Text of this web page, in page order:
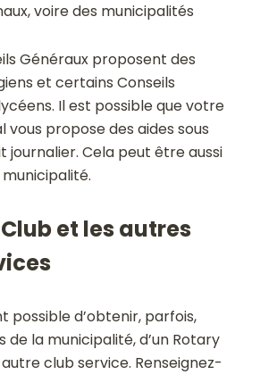
voire des municipalités
Généraux proposent des
et certains Conseils
Il est possible que votre
vous propose des aides sous
journalier. Cela peut être aussi
et les autres
possible d’obtenir, parfois,
de la municipalité, d’un Rotary
club service. Renseignez-